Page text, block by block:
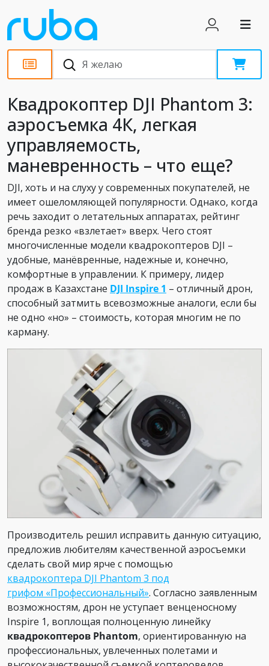
Обзоры
Квадрокоптер DJI Phantom 3:
аэросъемка 4К, легкая
управляемость,
маневренность – что еще?
DJI, хоть и на слуху у современных покупателей, не
имеет ошеломляющей популярности. Однако, когда
речь заходит о летательных аппаратах, рейтинг
бренда резко «взлетает» вверх. Чего стоят
многочисленные модели квадрокоптеров DJI –
удобные, манёвренные, надежные и, конечно,
комфортные в управлении. К примеру, лидер
продаж в Казахстане DJI Inspire 1 – отличный дрон,
способный затмить всевозможные аналоги, если бы
не одно «но» – стоимость, которая многим не по
карману.
Производитель решил исправить данную ситуацию,
предложив любителям качественной аэросъемки
сделать свой мир ярче с помощью
квадрокоптера DJI Phantom 3 под
грифом «Профессиональный». Согласно заявленным
возможностям, дрон не уступает венценосному
Inspire 1, воплощая полноценную линейку
квадрокоптеров Phantom, ориентированную на
профессиональных, увлеченных полетами и